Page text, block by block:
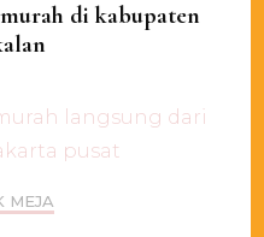
di kabupaten
MEJA